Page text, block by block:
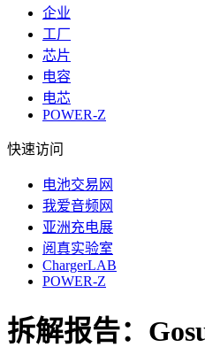
企业
工厂
芯片
电容
电芯
POWER-Z
快速访问
电池交易网
我爱音频网
亚洲充电展
阅真实验室
ChargerLAB
POWER-Z
拆解报告：